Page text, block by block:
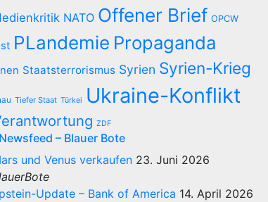
NATO Offener Brief OPCW
PLandemie Propaganda
Staatsterrorismus Syrien Syrien-Krieg
Tiefer Staat Türkei Ukraine-Konflikt
ZDF
Newsfeed – Blauer Bote
und Venus verkaufen 23. Juni 2026
Update – Bank of America 14. April 2026